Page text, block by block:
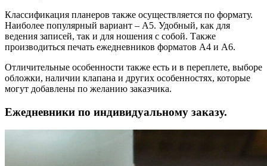
Классификация планеров также осуществляется по формату.
Наиболее популярный вариант – А5. Удобный, как для
ведения записей, так и для ношения с собой. Также
производиться печать ежедневников форматов А4 и А6.
Отличительные особенности также есть и в переплете, выборе
обложки, наличии клапана и других особенностях, которые
могут добавлены по желанию заказчика.
Ежедневники по индивидуальному заказу.